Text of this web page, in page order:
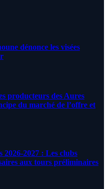
dénonce les visées
producteurs des Aures
du marché de l’offre et
2027 : Les clubs
aux tours préliminaires